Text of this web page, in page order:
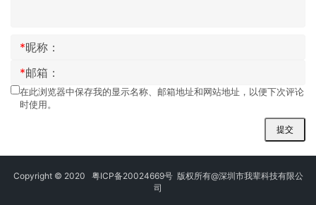
*昵称：
*邮箱：
在此浏览器中保存我的显示名称、邮箱地址和网站地址，以便下次评论
时使用。
提交
Copyright © 2020 粤ICP备20024669号版权所有@深圳市我辈科技有限公
司